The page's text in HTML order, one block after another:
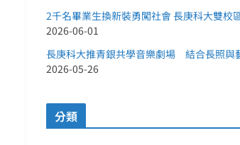
2千名畢業生換新裝勇闖社會 長庚科大雙校
2026-06-01
長庚科大推青銀共學音樂劇場 結合長照與
2026-05-26
分類